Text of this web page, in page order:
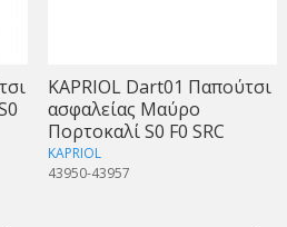
KAPRIOL Dart01 Παπούτσι
ασφαλείας Μαύρο
Πορτοκαλί S0 F0 SRC
KAPRIOL
43950-43957